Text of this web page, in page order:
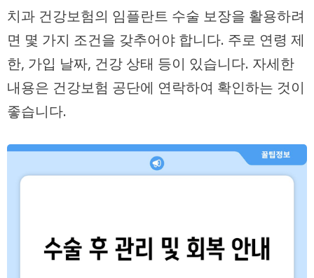
치과 건강보험의 임플란트 수술 보장을 활용하려
면 몇 가지 조건을 갖추어야 합니다. 주로 연령 제
한, 가입 날짜, 건강 상태 등이 있습니다. 자세한
내용은 건강보험 공단에 연락하여 확인하는 것이
좋습니다.